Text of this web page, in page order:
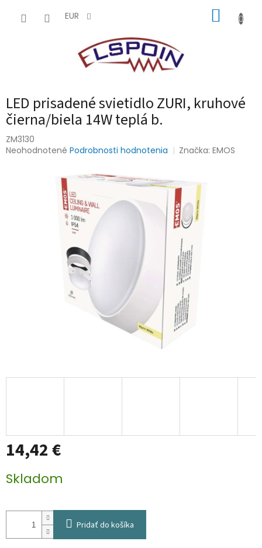
EUR
LED prisadené svietidlo ZURI, kruhové
čierna/biela 14W teplá b.
ZM3130
Priemerné
Neohodnotené Podrobnosti hodnotenia Značka:EMOS
14,42 €
cena:
Skladom
Pridať do košíka